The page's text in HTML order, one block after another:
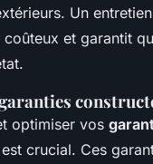
Un
coûteux et garantit
optimiser vos
est crucial. Ces